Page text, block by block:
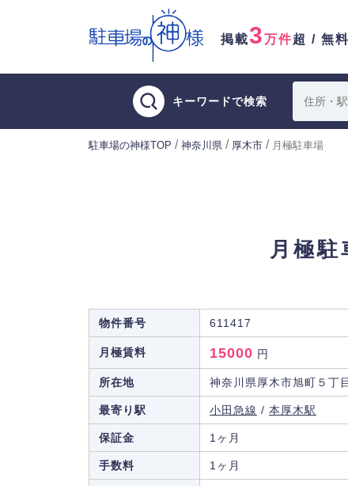
掲載3万件超 / 無料
キーワードで検索
駐車場の神様TOP / 神奈川県 / 厚木市 / 月極駐車場
月極駐
物件番号 611417
月極賃料 15000 円
所在地 神奈川県厚木市旭町５丁
最寄り駅 小田急線 / 本厚木駅
保証金 1ヶ月
手数料 1ヶ月